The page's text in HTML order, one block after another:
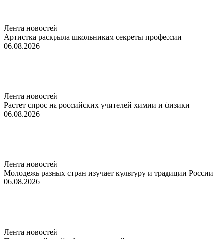
Лента новостей
Артистка раскрыла школьникам секреты профессии
06.08.2026
Лента новостей
Растет спрос на российских учителей химии и физики
06.08.2026
Лента новостей
Молодежь разных стран изучает культуру и традиции России
06.08.2026
Лента новостей